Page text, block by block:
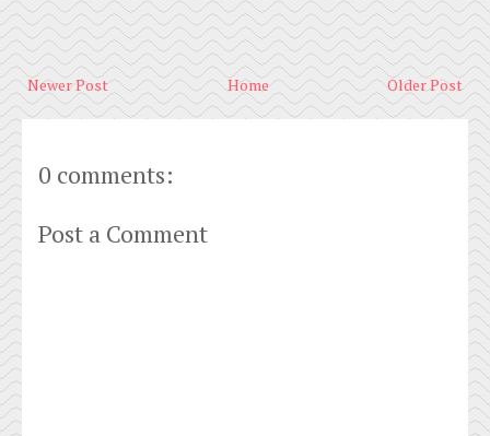
Newer Post Older Post
Home
0 comments:
Post a Comment